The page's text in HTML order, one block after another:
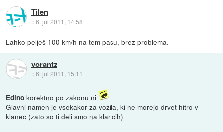
Tilen
::6. jul 2011, 14:58
Lahko pelješ 100 km/h na tem pasu, brez problema.
vorantz
::6. jul 2011, 15:11
Edinokorektno po zakonu ni
Glavni namen je vsekakor za vozila, ki ne morejo drvet hitro v
klanec (zato so ti deli smo na klancih)